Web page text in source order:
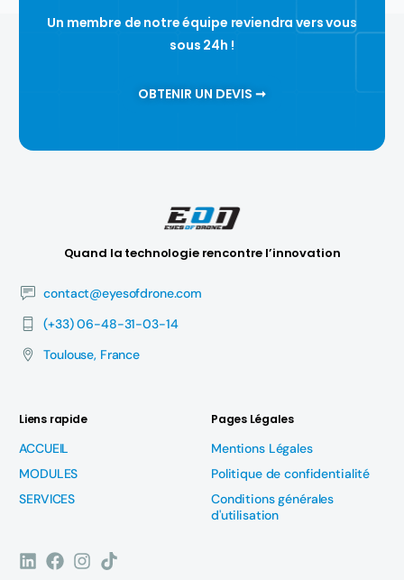
Un membre de notre équipe reviendra vers vous
sous 24h !
OBTENIR UN DEVIS ➞
Quand la technologie rencontre l’innovation
contact@eyesofdrone.com
(+33) 06-48-31-03-14
Toulouse, France
Liens rapide
ACCUEIL
MODULES
SERVICES
Pages Légales
Mentions Légales
Politique de confidentialité
Conditions générales
d'utilisation